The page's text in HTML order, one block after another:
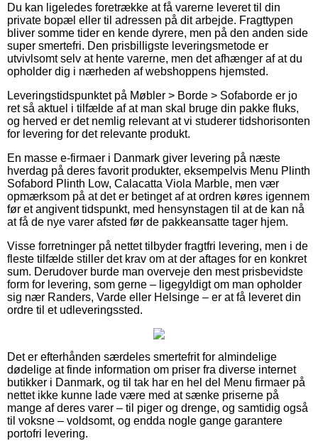
Du kan ligeledes foretrække at få varerne leveret til din
private bopæl eller til adressen på dit arbejde. Fragttypen
bliver somme tider en kende dyrere, men på den anden side
super smertefri. Den prisbilligste leveringsmetode er
utvivlsomt selv at hente varerne, men det afhænger af at du
opholder dig i nærheden af webshoppens hjemsted.
Leveringstidspunktet på Møbler > Borde > Sofaborde er jo
ret så aktuel i tilfælde af at man skal bruge din pakke fluks,
og herved er det nemlig relevant at vi studerer tidshorisonten
for levering for det relevante produkt.
En masse e-firmaer i Danmark giver levering på næste
hverdag på deres favorit produkter, eksempelvis Menu Plinth
Sofabord Plinth Low, Calacatta Viola Marble, men vær
opmærksom på at det er betinget af at ordren køres igennem
før et angivent tidspunkt, med hensynstagen til at de kan nå
at få de nye varer afsted før de pakkeansatte tager hjem.
Visse forretninger på nettet tilbyder fragtfri levering, men i de
fleste tilfælde stiller det krav om at der aftages for en konkret
sum. Derudover burde man overveje den mest prisbevidste
form for levering, som gerne – ligegyldigt om man opholder
sig nær Randers, Varde eller Helsinge – er at få leveret din
ordre til et udleveringssted.
Det er efterhånden særdeles smertefrit for almindelige
dødelige at finde information om priser fra diverse internet
butikker i Danmark, og til tak har en hel del Menu firmaer på
nettet ikke kunne lade være med at sænke priserne på
mange af deres varer – til piger og drenge, og samtidig også
til voksne – voldsomt, og endda nogle gange garantere
portofri levering.